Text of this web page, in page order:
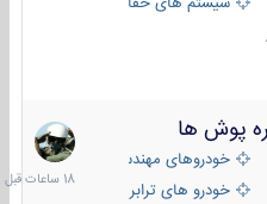
پوش ها
خودروهای مهندسی
رزمی پیاده نظام
خودرو های ترابری نظامی
18
ساعات
قبل